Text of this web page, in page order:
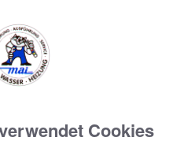
Badplaner Cookies